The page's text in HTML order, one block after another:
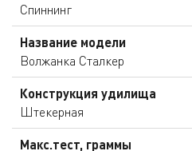
Спиннинг
Название модели
Волжанка Сталкер
Конструкция удилища
Штекерная
Макс.тест, граммы